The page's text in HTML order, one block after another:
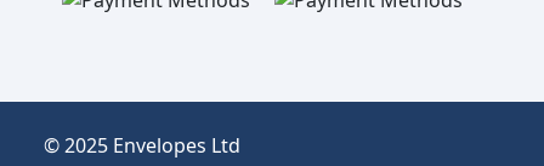
© 2025 Envelopes Ltd